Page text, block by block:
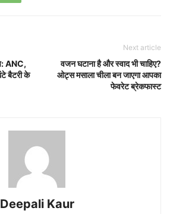
ANC,
बैटरी के
Next article
वजन घटाना है और स्वाद भी चाहिए?
ओट्स मसाला चीला बन जाएगा आपका
फेवरेट ब्रेकफास्ट
Deepali Kaur